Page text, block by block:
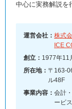
中心に実務解説を
運営会社： 株式
ICE
創立： 1977年11
所在地： 〒163-
ル48F
事業内容： 会計
ービ